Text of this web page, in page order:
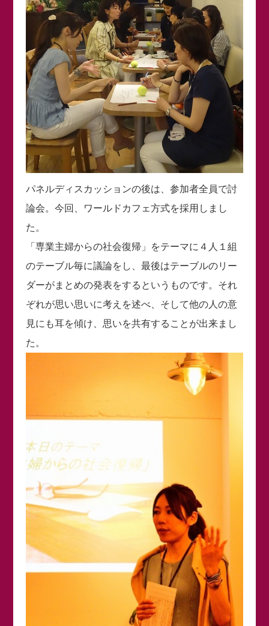
パネルディスカッションの後は、参加者全員で討
論会。今回、ワールドカフェ方式を採用しまし
た。
「専業主婦からの社会復帰」をテーマに４人１組
のテーブル毎に議論をし、最後はテーブルのリー
ダーがまとめの発表をするというものです。それ
ぞれが思い思いに考えを述べ、そして他の人の意
見にも耳を傾け、思いを共有することが出来まし
た。